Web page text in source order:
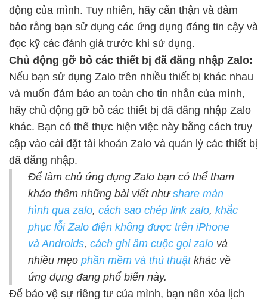
động của mình. Tuy nhiên, hãy cẩn thận và đảm
bảo rằng bạn sử dụng các ứng dụng đáng tin cậy và
đọc kỹ các đánh giá trước khi sử dụng.
Chủ động gỡ bỏ các thiết bị đã đăng nhập Zalo:
Nếu bạn sử dụng Zalo trên nhiều thiết bị khác nhau
và muốn đảm bảo an toàn cho tin nhắn của mình,
hãy chủ động gỡ bỏ các thiết bị đã đăng nhập Zalo
khác. Bạn có thể thực hiện việc này bằng cách truy
cập vào cài đặt tài khoản Zalo và quản lý các thiết bị
đã đăng nhập.
Để làm chủ ứng dụng Zalo bạn có thể tham
khảo thêm những bài viết nhưshare màn
hình qua zalo, cách sao chép link zalo, khắc
phục lỗi Zalo điện không được trên iPhone
và Androids, cách ghi âm cuộc gọi zalo và
nhiều mẹo phần mềm và thủ thuậtkhác về
ứng dụng đang phổ biến này.
Để bảo vệ sự riêng tư của mình, bạn nên xóa lịch